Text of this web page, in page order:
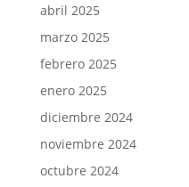
abril 2025
marzo 2025
febrero 2025
enero 2025
diciembre 2024
noviembre 2024
octubre 2024